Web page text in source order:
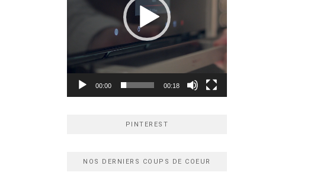
00:00 00:18
PINTEREST
NOS DERNIERS COUPS DE COEUR